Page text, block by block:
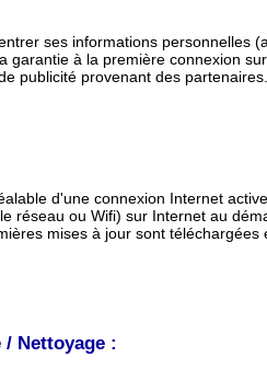
ses informations personnelles
garantie à la première connexion
publicité provenant des
d'une connexion Internet active.
réseau ou Wifi) sur Internet au
mises à jour sont téléchargées
Nettoyage :